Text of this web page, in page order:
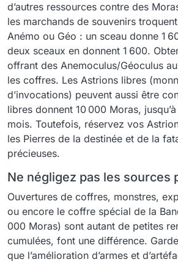
d’autres ressources contre des
les marchands de souvenirs
Anémo ou Géo : un sceau donne 1
deux sceaux en donnent 1 600.
offrant des Anemoculus/Géoculus
les coffres. Les Astrions libres
d’invocations) peuvent aussi être
libres donnent 10 000 Moras,
mois. Toutefois, réservez vos
les Pierres de la destinée et de la
précieuses.
Ne négligez pas les sources
Ouvertures de coffres, monstres,
ou encore le coffre spécial de la
000 Moras) sont autant de petites
cumulées, font une différence.
que l’amélioration d’armes et